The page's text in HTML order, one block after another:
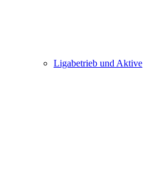
Ligabetrieb und Aktive